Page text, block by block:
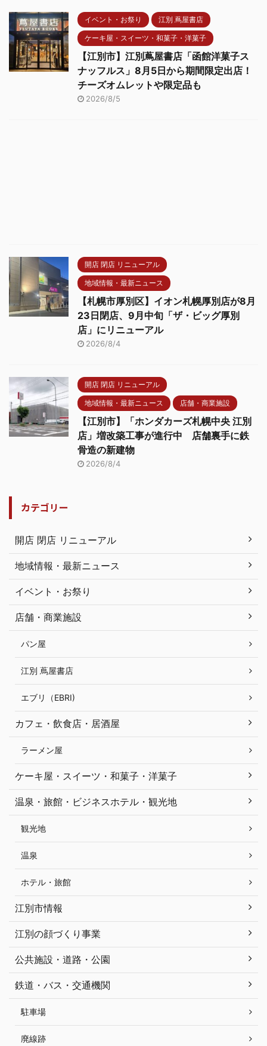
イベント・お祭り 江別 蔦屋書店
ケーキ屋・スイーツ・和菓子・洋菓子
【江別市】江別蔦屋書店「函館洋菓子ス
ナッフルス」8月5日から期間限定出店！
チーズオムレットや限定品も
2026/8/5
開店 閉店 リニューアル
地域情報・最新ニュース
【札幌市厚別区】イオン札幌厚別店が8月
23日閉店、9月中旬「ザ・ビッグ厚別
店」にリニューアル
2026/8/4
開店 閉店 リニューアル
地域情報・最新ニュース 店舗・商業施設
【江別市】「ホンダカーズ札幌中央 江別
店」増改築工事が進行中 店舗裏手に鉄
骨造の新建物
2026/8/4
カテゴリー
開店 閉店 リニューアル
地域情報・最新ニュース
イベント・お祭り
店舗・商業施設
パン屋
江別 蔦屋書店
エブリ（EBRI)
カフェ・飲食店・居酒屋
ラーメン屋
ケーキ屋・スイーツ・和菓子・洋菓子
温泉・旅館・ビジネスホテル・観光地
観光地
温泉
ホテル・旅館
江別市情報
江別の顔づくり事業
公共施設・道路・公園
鉄道・バス・交通機関
駐車場
廃線跡